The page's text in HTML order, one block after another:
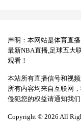
声明：本网站是体育直
最新NBA直播,足球五大
观看！
本站所有直播信号和视
所有内容均来自互联网
侵犯您的权益请通知我
Copyright © 2026 All